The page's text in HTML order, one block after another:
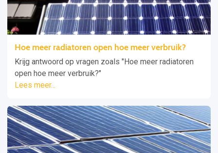
Hoe meer radiatoren open hoe meer verbruik?
Krijg antwoord op vragen zoals "Hoe meer radiatoren
open hoe meer verbruik?"
Lees meer...